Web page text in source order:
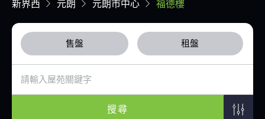
新界西 元朗 元朗市中心 福德樓
售盤 租盤
搜尋